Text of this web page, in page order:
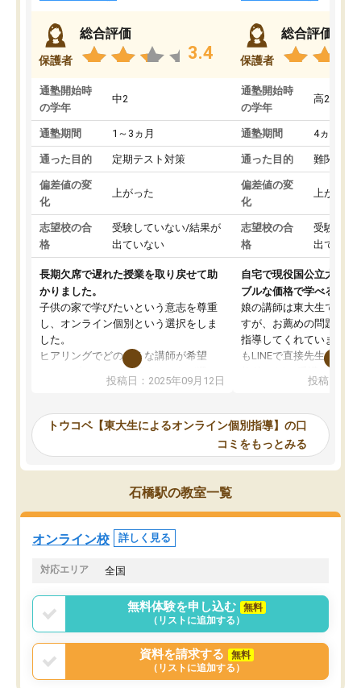
保護者
総合評価
3.4
通塾開始時
の学年
中2
通塾期間 1～3ヵ月
通った目的 定期テスト対策
偏差値の変
化
上がった
志望校の合
格
受験していない/結果が
出ていない
長期欠席で遅れた授業を取り戻せて助
かりました。
子供の家で学びたいという意志を尊重
し、オンライン個別という選択をしま
した。
ヒアリングでどのような講師が希望
か、オプションは付帯するかなど選ぶ
事が出来ました。
ーティングを行い、その講師で良いか
見てから講師を決定する事ができま
す。
うちの子は、初回面談の講師の方で決
オンラインツールを使用した単語帳の
共有があり宿題もそちらで出される形
でした。
言う事で講師変更の申し出があり、あ
まりに短期での変更だった為、塾に通
う事にして退会しました。遅れも取り
戻せ、授業内容や講師の方は良かった
と思います。
投稿日：2025年09月12日
保護者
総合評価
通塾開始時
の学年
高2
通塾期間 4ヵ月～1
通った目的 難関私立
偏差値の変
化
上がった
志望校の合
格
受験して
出ていな
自宅で現役国公立大学生
ブルな価格で学べる
娘の講師は東大生では無
すが、お薦めの問題集や
指導してくれています。
もLINEで直接先生に質問
めれるので、個人に合
いなのがあり(有料)、受
ことをどんなスケジュー
くか相談したのですが、
ち期待したものではなく
くなってきたようなので
投稿日：
トウコベ【東大生によるオンライン個別指導】の口
コミをもっとみる
石橋駅の教室一覧
オンライン校 詳しく見る
対応エリア 全国
無料体験を申し込む
無料
（リストに追加する）
資料を請求する
無料
（リストに追加する）